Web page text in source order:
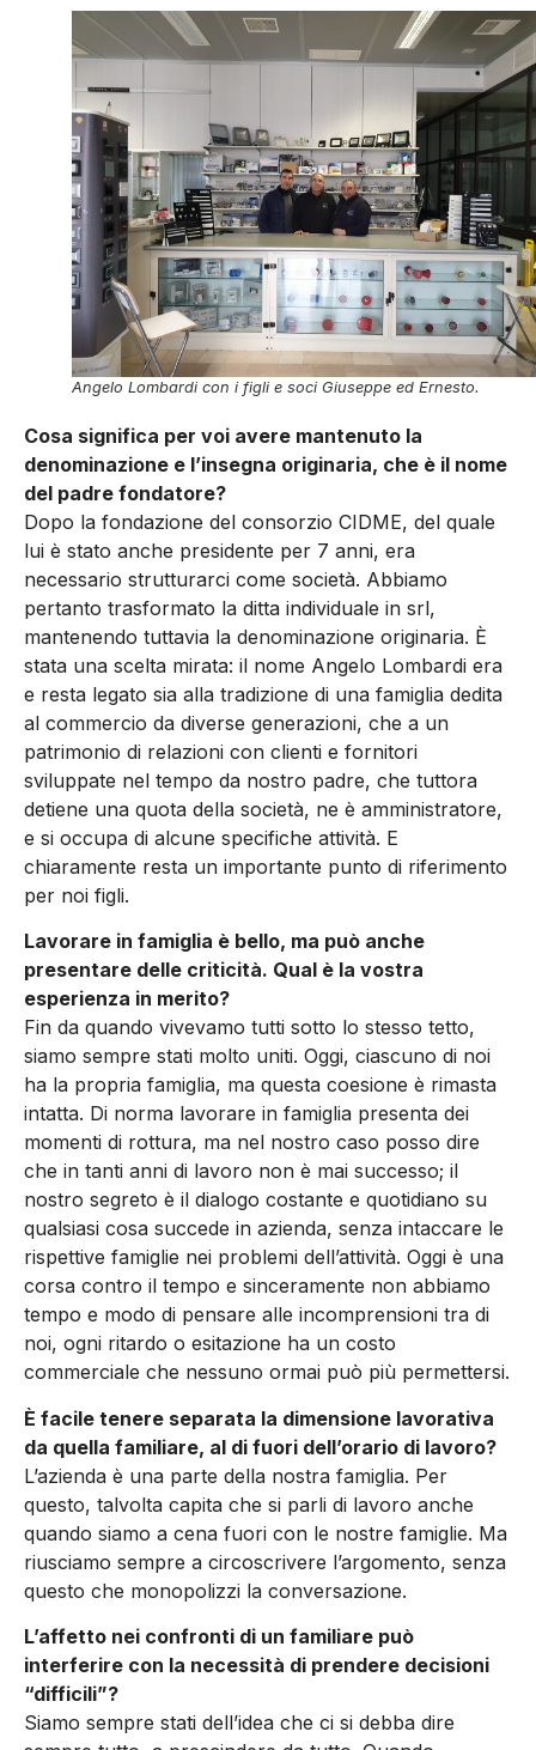
Angelo Lombardi con i figli e soci Giuseppe ed Ernesto.
Cosa significa per voi avere mantenuto la
denominazione e l’insegna originaria, che è il nome
del padre fondatore?
Dopo la fondazione del consorzio CIDME, del quale
lui è stato anche presidente per 7 anni, era
necessario strutturarci come società. Abbiamo
pertanto trasformato la ditta individuale in srl,
mantenendo tuttavia la denominazione originaria. È
stata una scelta mirata: il nome Angelo Lombardi era
e resta legato sia alla tradizione di una famiglia dedita
al commercio da diverse generazioni, che a un
patrimonio di relazioni con clienti e fornitori
sviluppate nel tempo da nostro padre, che tuttora
detiene una quota della società, ne è amministratore,
e si occupa di alcune specifiche attività. E
chiaramente resta un importante punto di riferimento
per noi figli.
Lavorare in famiglia è bello, ma può anche
presentare delle criticità. Qual è la vostra
esperienza in merito?
Fin da quando vivevamo tutti sotto lo stesso tetto,
siamo sempre stati molto uniti. Oggi, ciascuno di noi
ha la propria famiglia, ma questa coesione è rimasta
intatta. Di norma lavorare in famiglia presenta dei
momenti di rottura, ma nel nostro caso posso dire
che in tanti anni di lavoro non è mai successo; il
nostro segreto è il dialogo costante e quotidiano su
qualsiasi cosa succede in azienda, senza intaccare le
rispettive famiglie nei problemi dell’attività. Oggi è una
corsa contro il tempo e sinceramente non abbiamo
tempo e modo di pensare alle incomprensioni tra di
noi, ogni ritardo o esitazione ha un costo
commerciale che nessuno ormai può più permettersi.
È facile tenere separata la dimensione lavorativa
da quella familiare, al di fuori dell’orario di lavoro?
L’azienda è una parte della nostra famiglia. Per
questo, talvolta capita che si parli di lavoro anche
quando siamo a cena fuori con le nostre famiglie. Ma
riusciamo sempre a circoscrivere l’argomento, senza
questo che monopolizzi la conversazione.
L’affetto nei confronti di un familiare può
interferire con la necessità di prendere decisioni
“difficili”?
Siamo sempre stati dell’idea che ci si debba dire